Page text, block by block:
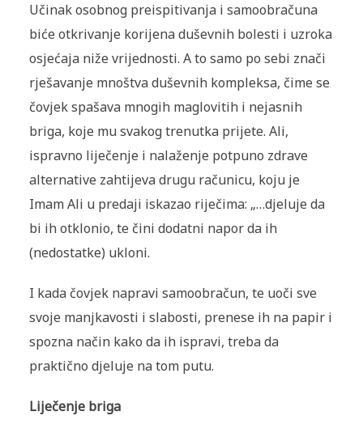
Učinak osobnog preispitivanja i samoobračuna
biće otkrivanje korijena duševnih bolesti i uzroka
osjećaja niže vrijednosti. A to samo po sebi znači
rješavanje mnoštva duševnih kompleksa, čime se
čovjek spašava mnogih maglovitih i nejasnih
briga, koje mu svakog trenutka prijete. Ali,
ispravno liječenje i nalaženje potpuno zdrave
alternative zahtijeva drugu računicu, koju je
Imam Ali u predaji iskazao riječima: „…djeluje da
bi ih otklonio, te čini dodatni napor da ih
(nedostatke) ukloni.
I kada čovjek napravi samoobračun, te uoči sve
svoje manjkavosti i slabosti, prenese ih na papir i
spozna način kako da ih ispravi, treba da
praktično djeluje na tom putu.
Liječenje briga